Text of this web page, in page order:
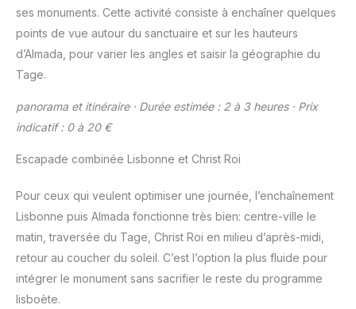
ses monuments. Cette activité consiste à enchaîner quelques
points de vue autour du sanctuaire et sur les hauteurs
d’Almada, pour varier les angles et saisir la géographie du
Tage.
panorama et itinéraire · Durée estimée : 2 à 3 heures · Prix
indicatif : 0 à 20 €
Escapade combinée Lisbonne et Christ Roi
Pour ceux qui veulent optimiser une journée, l’enchaînement
Lisbonne puis Almada fonctionne très bien: centre-ville le
matin, traversée du Tage, Christ Roi en milieu d’après-midi,
retour au coucher du soleil. C’est l’option la plus fluide pour
intégrer le monument sans sacrifier le reste du programme
lisboète.